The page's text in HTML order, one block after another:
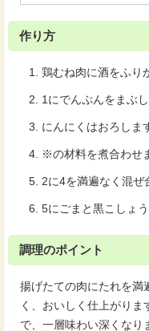
作り方
鶏むね肉に酒をふり
1にでんぷんをまぶ
にんにくはおろしま
※の材料を煮合わせ
2に4を満遍なく混ぜ
5にごまと黒こしょ
調理のポイント
揚げたての肉にたれを満
く、おいしく仕上がりま
で、一層味わい深くなり